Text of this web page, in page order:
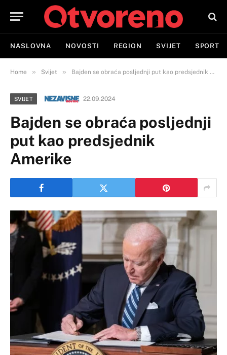
NASLOVNA NOVOSTI REGION SVIJET SPORT
Home » Svijet » Bajden se obraća posljednji put kao predsjednik Amerike
SVIJET 22.09.2024
Bajden se obraća posljednji
put kao predsjednik
Amerike